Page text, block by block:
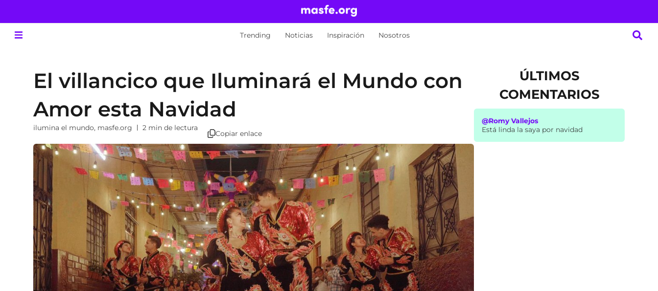
Trending Noticias Inspiración Nosotros
El villancico que Iluminará el Mundo con
Amor esta Navidad
ilumina el mundo, masfe.org 2 min de lectura
Copiar enlace
ÚLTIMOS
COMENTARIOS
@Romy Vallejos
Está linda la saya por navidad